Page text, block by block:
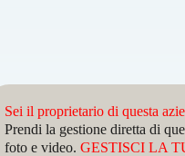
Sei il proprietario di questa
Prendi la gestione diretta di
foto e video. GESTISCI LA